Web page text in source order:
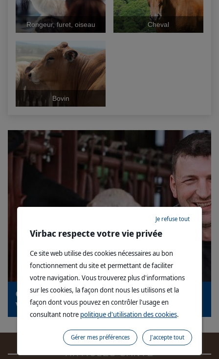
Rongeur, furet, oiseau Cheval
Bovin
Calculer vos coûts occasionnés par la diarrhée du
veau
ARTICLES SANTÉ
Virbac respecte votre vie privée
Ce site web utilise des cookies nécessaires au bon
fonctionnement du site et permettant de faciliter
votre navigation. Vous trouverez plus d'informations
sur les cookies, la façon dont nous les utilisons et la
façon dont vous pouvez en contrôler l'usage en
consultant notre politique d'utilisation des cookies.
Je refuse tout
J'accepte tout
Gérer mes préférences